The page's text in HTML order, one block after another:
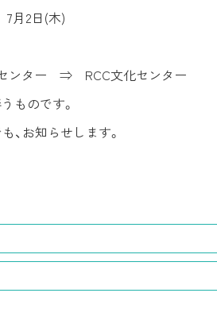
2日(木)
ー ⇒ RCC文化センター
ものです。
、お知らせします。